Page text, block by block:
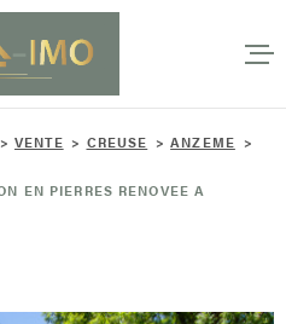
VENTE CREUSE
ANZEME
EN PIERRES RENOVEE A